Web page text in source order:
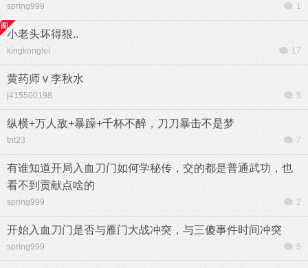
spring999 1
小老头坏得狠..
kingkonglei 17
黄药师 v 李秋水
j415500198 5
纵横+万人敌+暴躁+千杯不醉，刀刀暴击不是梦
tnt23 7
有谁知道开局入血刀门如何学秘传，交的都是普通武功，也
看不到贡献点啥的
spring999 2
开始入血刀门是否与雁门大战冲突，与三傻事件时间冲突
spring999 5